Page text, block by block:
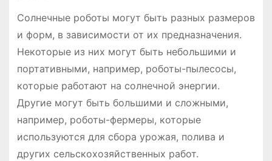
Солнечные роботы могут быть разных размеров
и форм, в зависимости от их предназначения.
Некоторые из них могут быть небольшими и
портативными, например, роботы-пылесосы,
которые работают на солнечной энергии.
Другие могут быть большими и сложными,
например, роботы-фермеры, которые
используются для сбора урожая, полива и
других сельскохозяйственных работ.